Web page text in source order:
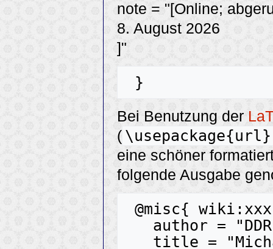
note = "[Online;
8. August 2026
]"
Bei Benutzung der
( \usepackage{url}
eine schöner
folgende Ausgabe